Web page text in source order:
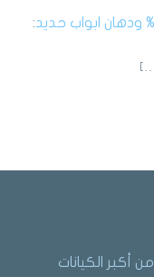
:
أكبر الكيانات